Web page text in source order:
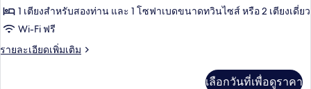
ของ
Twin
Pool
1 เตียงสำหรับสองท่าน และ 1 โซฟาเบดขนาดทวินไซส์ หรือ 2 เตียงเดี่ยว
Wi-Fi ฟรี
รายละเอียดเพิ่มเติม
ราย
เลือกวันที่เพื่อดูราคา